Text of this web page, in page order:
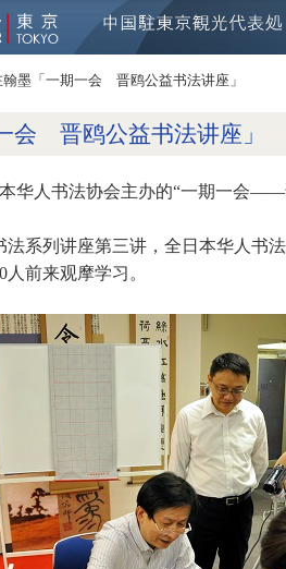
翰墨「一期一会 晋鸥公益书法讲座」
会 晋鸥公益书法讲座」
华人书法协会主办的“一期一会
法系列讲座第三讲，全日本华人书
前来观摩学习。